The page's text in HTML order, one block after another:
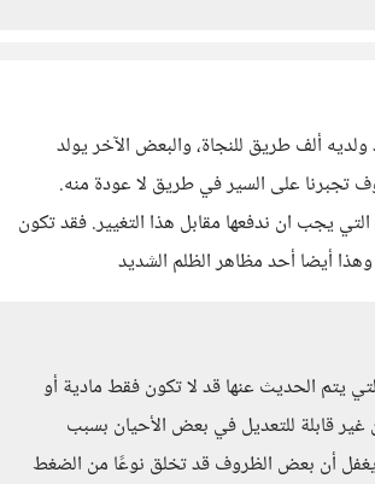
ألف طريق للنجاة، والبعض الآخر يولد
تجبرنا على السير في طريق لا عودة منه.
التي يجب ان ندفعها مقابل هذا التغيير. فقد تكون
وهذا أيضا أحد مظاهر الظلم الشديد
يتم الحديث عنها قد لا تكون فقط مادية أو
قابلة للتعديل في بعض الأحيان بسبب
ويغفل أن بعض الظروف قد تخلق نوعًا من الضغط